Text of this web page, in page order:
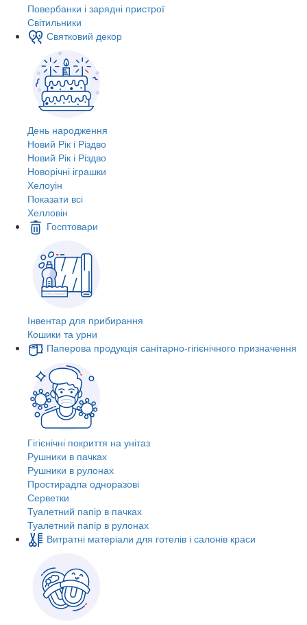
Повербанки і зарядні пристрої
Світильники
Святковий декор
День народження
Новий Рік і Різдво
Новий Рік і Різдво
Новорічні іграшки
Хелоуін
Показати всі
Хелловін
Госптовари
Інвентар для прибирання
Кошики та урни
Паперова продукція санітарно-гігієнічного призначення
Гігієнічні покриття на унітаз
Рушники в пачках
Рушники в рулонах
Простирадла одноразові
Серветки
Туалетний папір в пачках
Туалетний папір в рулонах
Витратні матеріали для готелів і салонів краси